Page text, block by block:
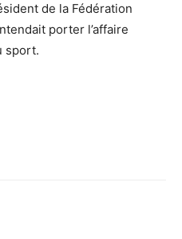
de la Fédération
porter l’affaire
sport.